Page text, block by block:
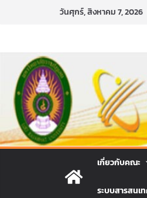
วันศุกร์, สิงหาคม 7, 2026
เกี่ยวกับคณะ
ระบบสารสนเ